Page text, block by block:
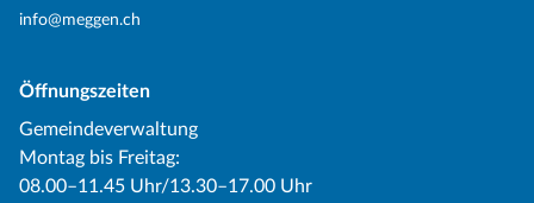
info@meggen.ch
Öffnungszeiten
Gemeindeverwaltung
Montag bis Freitag:
08.00–11.45 Uhr/13.30–17.00 Uhr